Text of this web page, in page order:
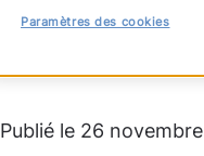
Publié le 26
Paramètres des cookies